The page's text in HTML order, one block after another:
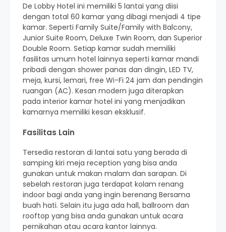
De Lobby Hotel ini memiliki 5 lantai yang diisi
dengan total 60 kamar yang dibagi menjadi 4 tipe
kamar. Seperti Family Suite/Family with Balcony,
Junior Suite Room, Deluxe Twin Room, dan Superior
Double Room. Setiap kamar sudah memiliki
fasilitas umum hotel lainnya seperti kamar mandi
pribadi dengan shower panas dan dingin, LED TV,
meja, kursi, lemari, free Wi-Fi 24 jam dan pendingin
ruangan (AC). Kesan modern juga diterapkan
pada interior kamar hotel ini yang menjadikan
kamarnya memiliki kesan eksklusif.
Fasilitas Lain
Tersedia restoran di lantai satu yang berada di
samping kiri meja reception yang bisa anda
gunakan untuk makan malam dan sarapan. Di
sebelah restoran juga terdapat kolam renang
indoor bagi anda yang ingin berenang Bersama
buah hati. Selain itu juga ada hall, ballroom dan
rooftop yang bisa anda gunakan untuk acara
pernikahan atau acara kantor lainnya.